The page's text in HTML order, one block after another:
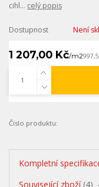
cihl... celý popis
Dostupnost Není
1 207,00 Kč/m2
Číslo produktu:
Kompletní
Související zboží 4